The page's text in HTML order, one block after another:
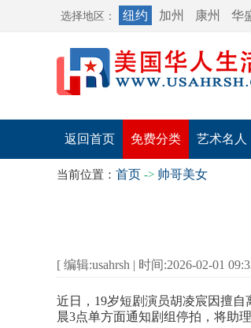
选择地区： 纽约 加州 康州 华
返回首页 免费分类 艺术名人
当前位置： 首页 -> 帅哥美女
[ 编辑:usahrsh | 时间:2026-02-01
近日，19岁短剧演员胡凌宸因擅
晨3点单方面通知剧组停拍，将助